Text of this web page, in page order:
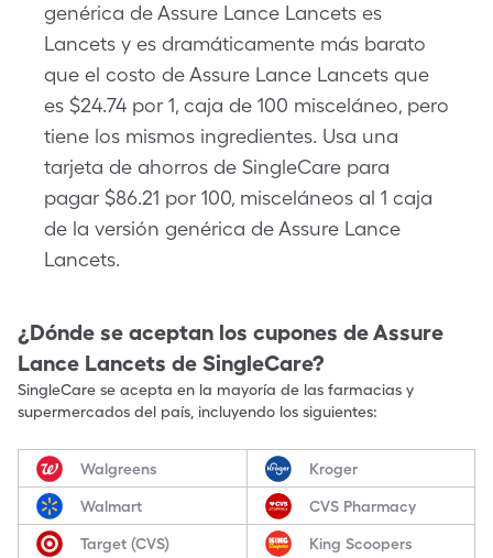
genérica de Assure Lance Lancets es
Lancets y es dramáticamente más barato
que el costo de Assure Lance Lancets que
es $24.74 por 1, caja de 100 misceláneo, pero
tiene los mismos ingredientes. Usa una
tarjeta de ahorros de SingleCare para
pagar $86.21 por 100, misceláneos al 1 caja
de la versión genérica de Assure Lance
Lancets.
¿Dónde se aceptan los cupones deAssure
Lance Lancets de SingleCare?
SingleCare se acepta en la mayoría de las farmacias y
supermercados del país, incluyendo los siguientes:
Walgreens Kroger
Walmart CVS Pharmacy
Target (CVS) King Scoopers